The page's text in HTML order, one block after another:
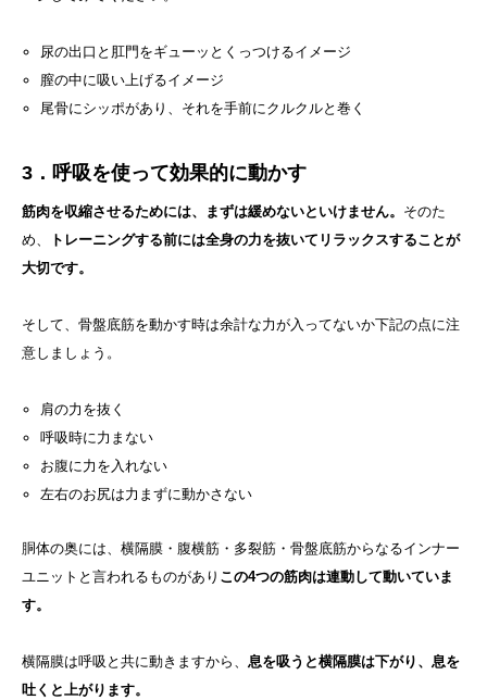
尿の出口と肛門をギューッとくっつけるイメージ
膣の中に吸い上げるイメージ
尾骨にシッポがあり、それを手前にクルクルと巻く
3．呼吸を使って効果的に動かす
筋肉を収縮させるためには、まずは緩めないといけません。 そのた
め、
トレーニングする前には全身の力を抜いてリラックスすることが
大切です。
そして、骨盤底筋を動かす時は余計な力が入ってないか下記の点に注
意しましょう。
肩の力を抜く
呼吸時に力まない
お腹に力を入れない
左右のお尻は力まずに動かさない
胴体の奥には、横隔膜・腹横筋・多裂筋・骨盤底筋からなるインナー
ユニットと言われるものがあり この4つの筋肉は連動して動いていま
す。
横隔膜は呼吸と共に動きますから、 息を吸うと横隔膜は下がり、息を
吐くと上がります。